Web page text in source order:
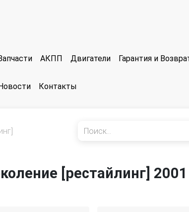
АКПП Двигатели Гарантия и
Контакты
[рестайлинг]